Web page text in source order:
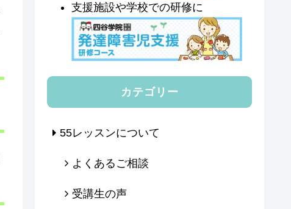
支援施設や学校での研修に
カテゴリー
55レッスンについて
よくあるご相談
受講生の声